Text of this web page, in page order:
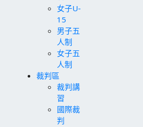
女子U-
15
男子五
人制
女子五
人制
裁判區
裁判講
習
國際裁
判